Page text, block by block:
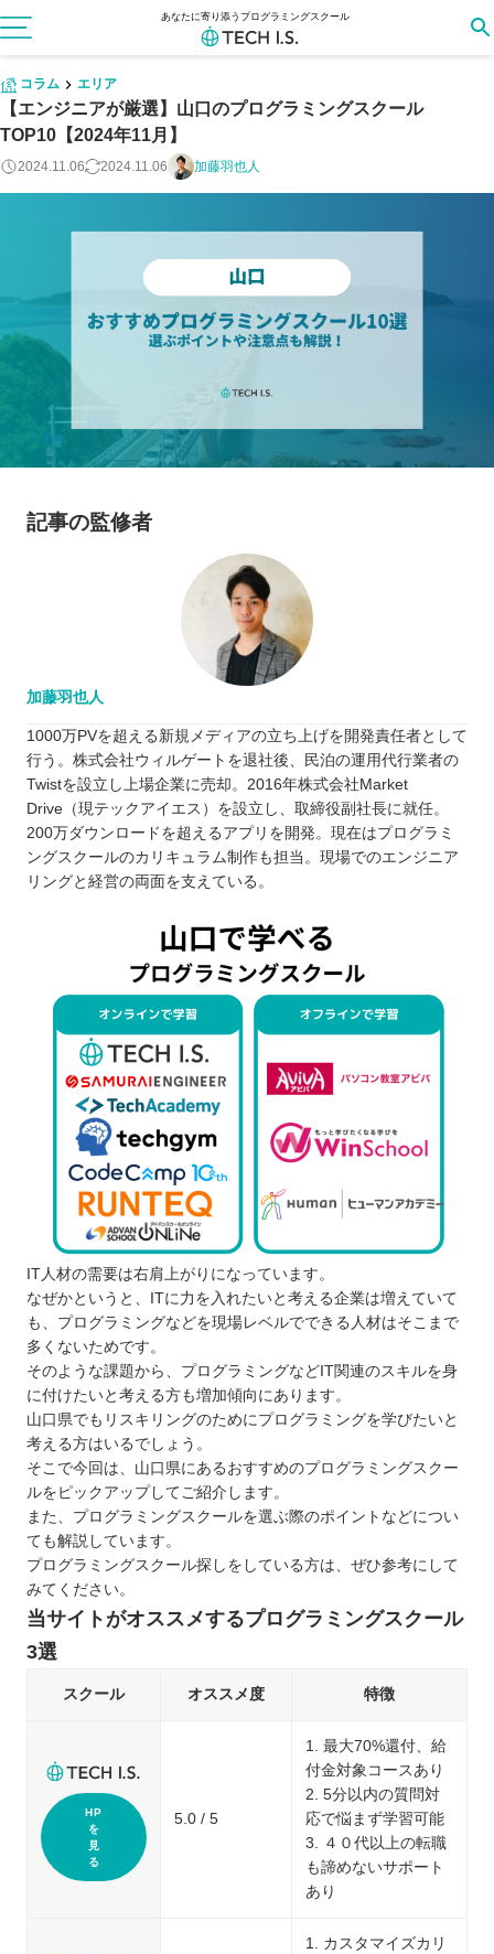
あなたに寄り添うプログラミングスクール
コラム エリア
【エンジニアが厳選】山口のプログラミングスクール
TOP10【2024年11月】
2024.11.06 2024.11.06 加藤羽也人
記事の監修者
加藤羽也人
1000万PVを超える新規メディアの立ち上げを開発責任者として
行う。株式会社ウィルゲートを退社後、民泊の運用代行業者の
Twistを設立し上場企業に売却。2016年株式会社Market
Drive（現テックアイエス）を設立し、取締役副社長に就任。
200万ダウンロードを超えるアプリを開発。現在はプログラミ
ングスクールのカリキュラム制作も担当。現場でのエンジニア
リングと経営の両面を支えている。
IT人材の需要は右肩上がりになっています。
なぜかというと、ITに力を入れたいと考える企業は増えていて
も、プログラミングなどを現場レベルでできる人材はそこまで
多くないためです。
そのような課題から、プログラミングなどIT関連のスキルを身
に付けたいと考える方も増加傾向にあります。
山口県でもリスキリングのためにプログラミングを学びたいと
考える方はいるでしょう。
そこで今回は、山口県にあるおすすめのプログラミングスクー
ルをピックアップしてご紹介します。
また、プログラミングスクールを選ぶ際のポイントなどについ
ても解説しています。
プログラミングスクール探しをしている方は、ぜひ参考にして
みてください。
当サイトがオススメするプログラミングスクール
3選
スクール オススメ度 特徴
HP
を
見
る
5.0 / 5
1. 最大70%還付、給
付金対象コースあり
2. 5分以内の質問対
応で悩まず学習可能
3. ４０代以上の転職
も諦めないサポート
あり
1. カスタマイズカリ